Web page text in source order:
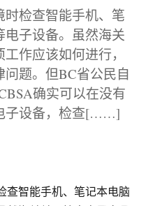
检查智能手机、笔
子设备。虽然海关
作应该如何进行，
题。但BC省公民自
确实可以在没有
子设备，检查[……]
查智能手机、笔记本电脑